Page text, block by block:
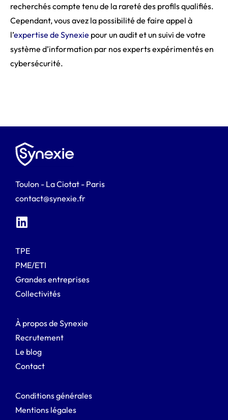
recherchés compte tenu de la rareté des profils qualifiés.
Cependant, vous avez la possibilité de faire appel à
l’expertise de Synexie pour un audit et un suivi de votre
système d’information par nos experts expérimentés en
cybersécurité.
Toulon - La Ciotat - Paris
contact@synexie.fr
TPE
PME/ETI
Grandes entreprises
Collectivités
À propos de Synexie
Recrutement
Le blog
Contact
Conditions générales
Mentions légales